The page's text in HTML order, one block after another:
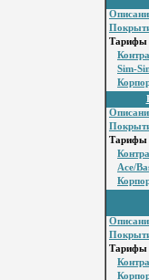
Тарифы
Sim-
Тарифы
Ace/
Тарифы